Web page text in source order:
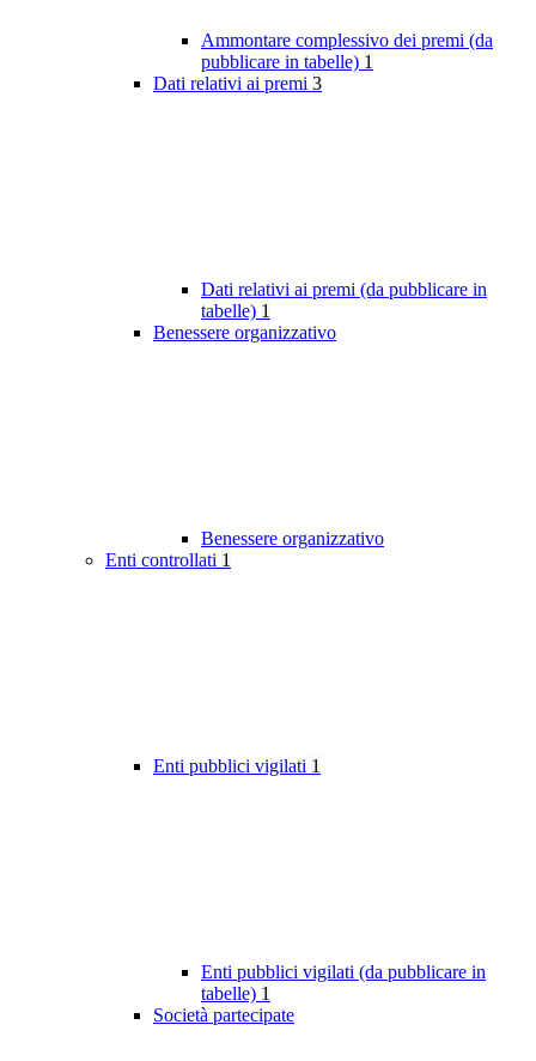
Ammontare complessivo dei premi (da
pubblicare in tabelle) 1
Dati relativi ai premi 3
Dati relativi ai premi (da pubblicare in
tabelle) 1
Benessere organizzativo
Benessere organizzativo
Enti controllati 1
Enti pubblici vigilati 1
Enti pubblici vigilati (da pubblicare in
tabelle) 1
Società partecipate